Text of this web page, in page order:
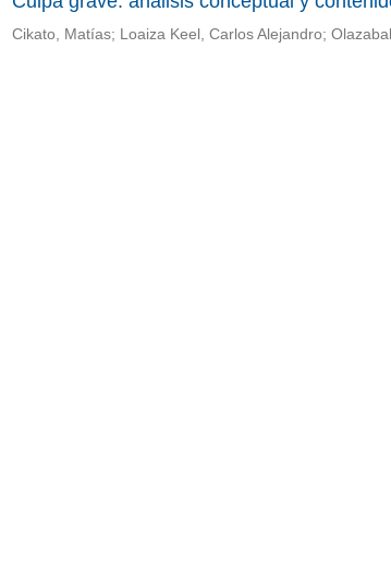
Cikato, Matías; Loaiza Keel, Carlos Alejandro;